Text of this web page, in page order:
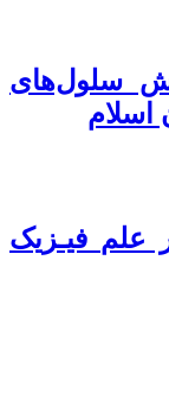
سلول‌های
اسلام
علم فیـزیک